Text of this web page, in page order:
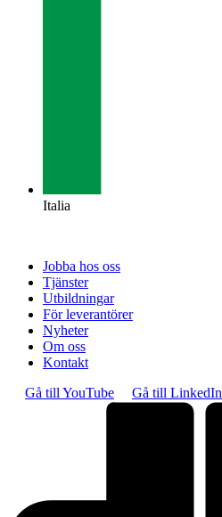
Italia
Jobba hos oss
Tjänster
Utbildningar
För leverantörer
Nyheter
Om oss
Kontakt
Gå till YouTube
Gå till LinkedIn